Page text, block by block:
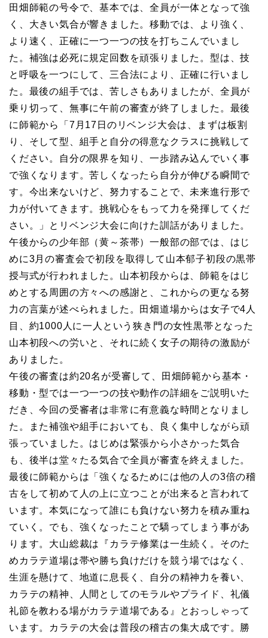
田畑師範の号令で、基本では、全員が一体となって強
く、大きい気合が響きました。移動では、より強く、
より速く、正確に一つ一つの技を打ちこんでいまし
た。補強は必死に規定回数を頑張りました。型は、技
と呼吸を一つにして、三合法により、正確に行いまし
た。最後の組手では、苦しさもありましたが、全員が
乗り切って、無事に午前の審査が終了しました。最後
に師範から「7月17日のリベンジ大会は、まずは板割
り、そして型、組手と自分の得意なクラスに挑戦して
ください。自分の限界を知り、一歩踏み込んでいく事
で強くなります。苦しくなったら自分が伸びる瞬間で
す。今出来ないけど、努力することで、未来進行形で
力が付いてきます。挑戦心をもって力を発揮してくだ
さい。」とリベンジ大会に向けた訓話がありました。
午後からの少年部（黄～茶帯）一般部の部では、はじ
めに3月の審査会で初段を取得して山本郁子初段の黒帯
授与式が行われました。山本初段からは、師範をはじ
めとする周囲の方々への感謝と、これからの更なる努
力の言葉が述べられました。田畑道場からは女子で4人
目、約1000人に一人という狭き門の女性黒帯となった
山本初段への労いと、それに続く女子の期待の激励が
ありました。
午後の審査は約20名が受審して、田畑師範から基本・
移動・型では一つ一つの技や動作の詳細をご説明いた
だき、今回の受審者は非常に有意義な時間となりまし
た。また補強や組手においても、良く集中しながら頑
張っていました。はじめは緊張から小さかった気合
も、後半は堂々たる気合で全員が審査を終えました。
最後に師範からは「強くなるためには他の人の3倍の稽
古をして初めて人の上に立つことが出来ると言われて
います。本気になって誰にも負けない努力を積み重ね
ていく。でも、強くなったことで驕ってしまう事があ
ります。大山総裁は『カラテ修業は一生続く。そのた
めカラテ道場は帯や勝ち負けだけを競う場ではなく、
生涯を懸けて、地道に息長く、自分の精神力を養い、
カラテの精神、人間としてのモラルやプライド、礼儀
礼節を教わる場がカラテ道場である』とおっしゃって
います。カラテの大会は普段の稽古の集大成です。勝